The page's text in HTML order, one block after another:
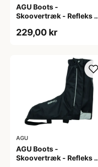
AGU Boots -
Skoovertræk - Refleks -
229,00 kr
AGU
AGU Boots -
Skoovertræk - Refleks -